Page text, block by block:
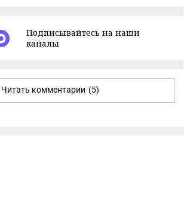
Подписывайтесь на наши
каналы
Читать комментарии (5)